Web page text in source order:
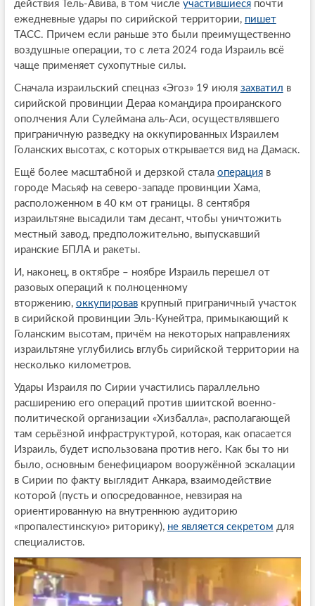
действия Тель-Авива, в том числе участившиесяпочти
ежедневные удары по сирийской территории, пишет
ТАСС. Причем если раньше это были преимущественно
воздушные операции, то с лета 2024 года Израиль всё
чаще применяет сухопутные силы.
Сначала израильский спецназ «Эгоз» 19 июля захватил в
сирийской провинции Дераа командира проиранского
ополчения Али Сулеймана аль-Аси, осуществлявшего
приграничную разведку на оккупированных Израилем
Голанских высотах, с которых открывается вид на Дамаск.
Ещё более масштабной и дерзкой стала операцияв
городе Масьяф на северо-западе провинции Хама,
расположенном в 40 км от границы. 8 сентября
израильтяне высадили там десант, чтобы уничтожить
местный завод, предположительно, выпускавший
иранские БПЛА и ракеты.
И, наконец, в октябре – ноябре Израиль перешел от
разовых операций к полноценному
вторжению, оккупировавкрупный приграничный участок
в сирийской провинции Эль-Кунейтра, примыкающий к
Голанским высотам, причём на некоторых направлениях
израильтяне углубились вглубь сирийской территории на
несколько километров.
Удары Израиля по Сирии участились параллельно
расширению его операций против шиитской военно-
политической организации «Хизбалла», располагающей
там серьёзной инфраструктурой, которая, как опасается
Израиль, будет использована против него. Как бы то ни
было, основным бенефициаром вооружённой эскалации
в Сирии по факту выглядит Анкара, взаимодействие
которой (пусть и опосредованное, невзирая на
ориентированную на внутреннюю аудиторию
«пропалестинскую» риторику), не является секретом для
специалистов.